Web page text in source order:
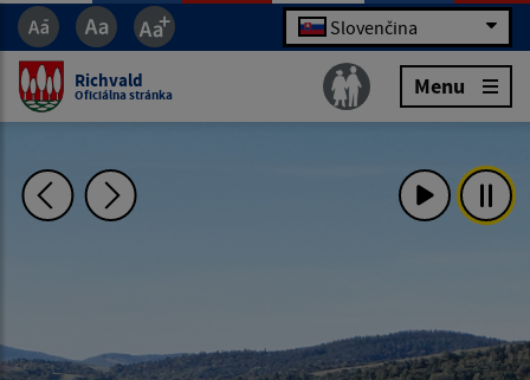
Slovenčina
Richvald
Oficiálna stránka Menu